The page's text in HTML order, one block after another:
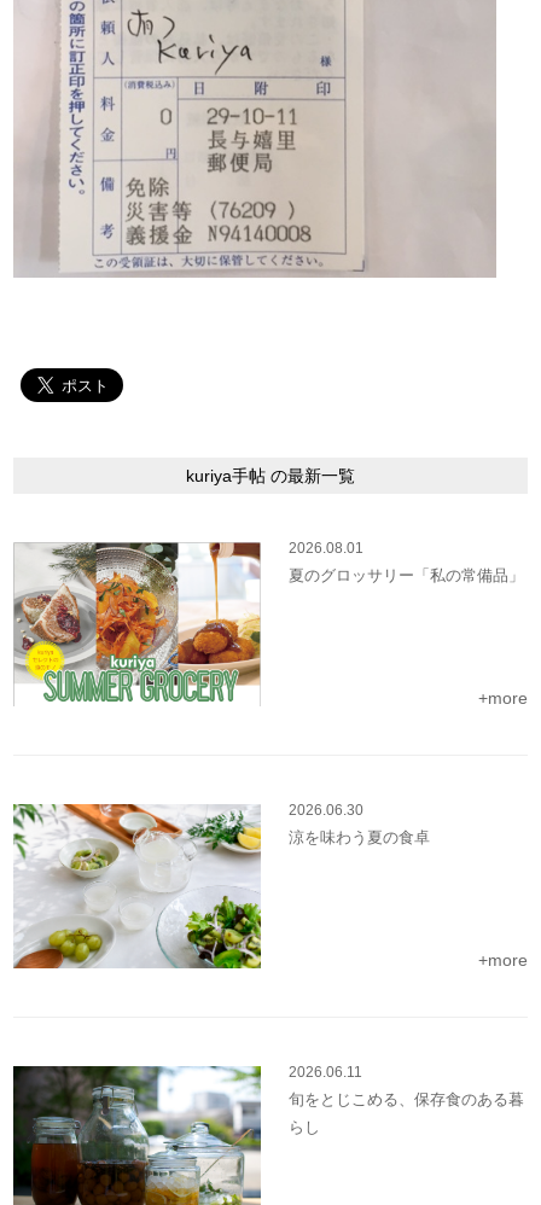
kuriya手帖 の最新一覧
2026.08.01
夏のグロッサリー「私の常備品」
+more
2026.06.30
涼を味わう夏の食卓
+more
2026.06.11
旬をとじこめる、保存食のある暮
らし